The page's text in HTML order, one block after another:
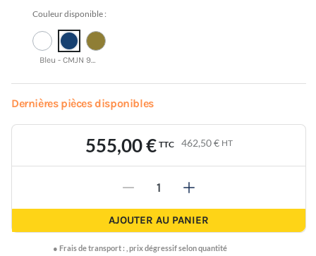
Couleur disponible :
Bleu - CMJN 95 50 3 52
Dernières pièces disponibles
555,00 € TTC 462,50 € HT
- +
AJOUTER AU PANIER
● Frais de transport : prix dégressif selon quantité